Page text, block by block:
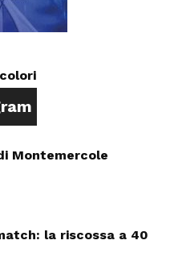
Montemercole
la riscossa a 40